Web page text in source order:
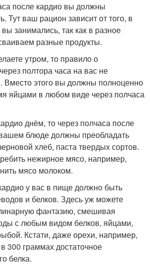
после кардио вы должны
Тут ваш рацион зависит от того, в
занимались, так как в разное
разные продукты.
утром, то правило о
полтора часа на вас не
Вместо этого вы должны полноценно
яйцами в любом виде через полчаса
днём, то через полчаса после
блюде должны преобладать
хлеб, паста твердых сортов.
нежирное мясо, например,
мясо молоком.
у вас в пище должно быть
и белков. Здесь уж можете
фантазию, смешивая
с любым видом белков, яйцами,
Кстати, даже орехи, например,
300 граммах достаточное
белка.